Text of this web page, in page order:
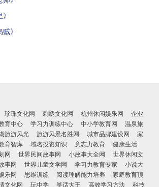
》
珍珠文化网 刺绣文化网 杭州休闲娱乐网
企业
育中心 学习力训练中心 中小学教育网
温泉旅
旅游风光 旅游风景名胜网 城市品牌建设网
家
育智库 域名投资知识 意志力教育
健康生活
网 世界民间故事网 小故事大全网
世界休闲文
事网 世界儿童文学网 学习力教育专家
小说大
乐网 思维训练 阅读理解能力培养
家庭教育顶
文化网 玩中学 笑话大王 高效学习方法 科技